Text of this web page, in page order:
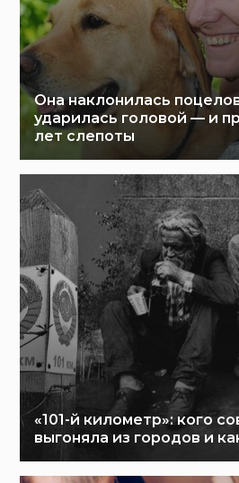
Она наклонилась
ударилась головой — и
лет слепоты
«101-й километр»: кого
выгоняла из городов и